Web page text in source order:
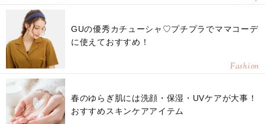
GUの優秀カチューシャ♡プチプラでママコーデ
に使えておすすめ！
Fashion
春のゆらぎ肌には洗顔・保湿・UVケアが大事！
おすすめスキンケアアイテム